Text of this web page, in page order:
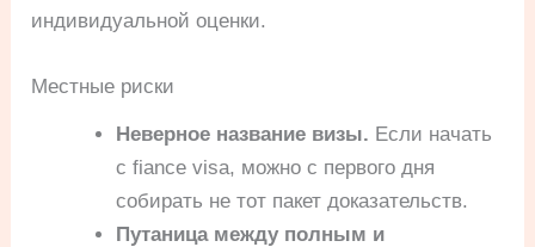
индивидуальной оценки.
Местные риски
Неверное название визы. Если начать
с fiance visa, можно с первого дня
собирать не тот пакет доказательств.
Путаница между полным и